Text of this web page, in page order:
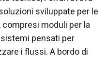
sviluppate per le
moduli per la
pensati per
i flussi. A bordo di